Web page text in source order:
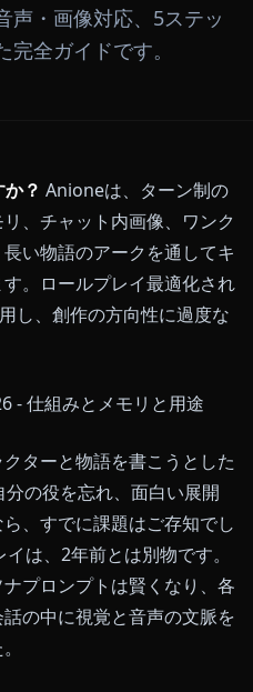
声・画像対応、5ステッ
全ガイドです。
？ Anioneは、ターン制の
、チャット内画像、ワンク
い物語のアークを通してキ
。ロールプレイ最適化され
し、創作の方向性に過度な
ターと物語を書こうとした
の役を忘れ、面白い展開
、すでに課題はご存知でし
は、2年前とは別物です。
プロンプトは賢くなり、各
の中に視覚と音声の文脈を